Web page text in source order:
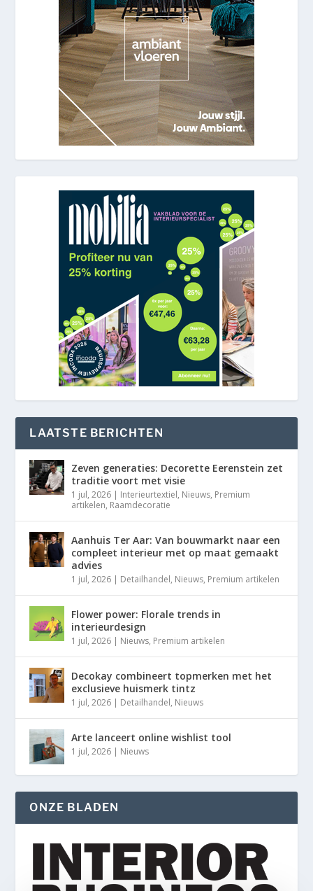
LAATSTE BERICHTEN
Zeven generaties: Decorette Eerenstein zet
traditie voort met visie
1 jul, 2026 | Interieurtextiel, Nieuws, Premium
artikelen, Raamdecoratie
Aanhuis Ter Aar: Van bouwmarkt naar een
compleet interieur met op maat gemaakt
advies
1 jul, 2026 | Detailhandel, Nieuws, Premium artikelen
Flower power: Florale trends in
interieurdesign
1 jul, 2026 | Nieuws, Premium artikelen
Decokay combineert topmerken met het
exclusieve huismerk tintz
1 jul, 2026 | Detailhandel, Nieuws
Arte lanceert online wishlist tool
1 jul, 2026 | Nieuws
ONZE BLADEN